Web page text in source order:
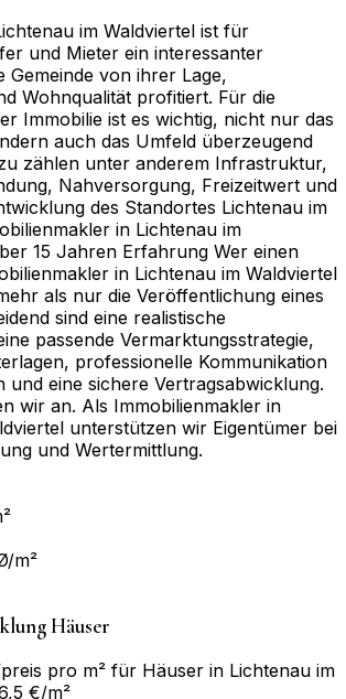
im Waldviertel ist für
und Mieter ein interessanter
Gemeinde von ihrer Lage,
Wohnqualität profitiert. Für die
Immobilie ist es wichtig, nicht nur das
auch das Umfeld überzeugend
zählen unter anderem Infrastruktur,
Nahversorgung, Freizeitwert und
des Standortes Lichtenau im
in Lichtenau im
15 Jahren Erfahrung Wer einen
in Lichtenau im Waldviertel
als nur die Veröffentlichung eines
sind eine realistische
passende Vermarktungsstrategie,
professionelle Kommunikation
und eine sichere Vertragsabwicklung.
wir an. Als Immobilienmakler in
unterstützen wir Eigentümer bei
und Wertermittlung.
m²
Häuser
pro m² für Häuser in Lichtenau im
€/m²